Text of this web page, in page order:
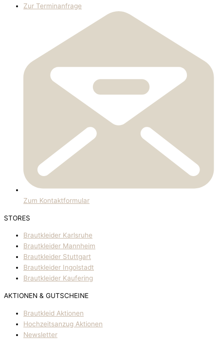
Zur Terminanfrage
Zum Kontaktformular
STORES
Brautkleider Karlsruhe
Brautkleider Mannheim
Brautkleider Stuttgart
Brautkleider Ingolstadt
Brautkleider Kaufering
AKTIONEN & GUTSCHEINE
Brautkleid Aktionen
Hochzeitsanzug Aktionen
Newsletter